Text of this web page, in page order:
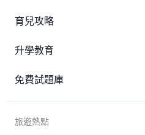
育兒攻略
升學教育
免費試題庫
旅遊熱點